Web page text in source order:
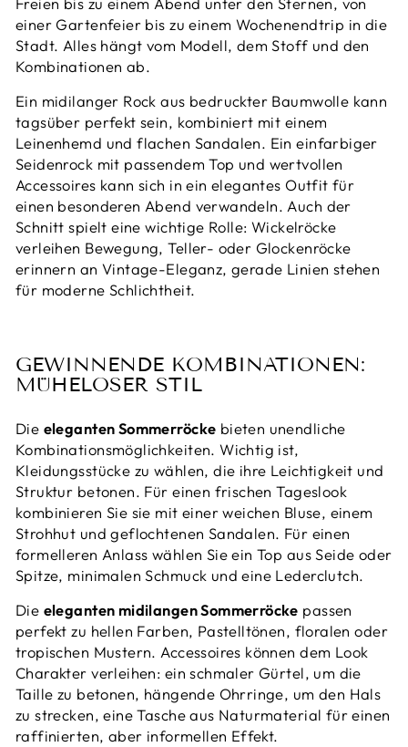
einer Gartenfeier bis zu einem Wochenendtrip in die
Stadt. Alles hängt vom Modell, dem Stoff und den
Kombinationen ab.
Ein midilanger Rock aus bedruckter Baumwolle kann
tagsüber perfekt sein, kombiniert mit einem
Leinenhemd und flachen Sandalen. Ein einfarbiger
Seidenrock mit passendem Top und wertvollen
Accessoires kann sich in ein elegantes Outfit für
einen besonderen Abend verwandeln. Auch der
Schnitt spielt eine wichtige Rolle: Wickelröcke
verleihen Bewegung, Teller- oder Glockenröcke
erinnern an Vintage-Eleganz, gerade Linien stehen
für moderne Schlichtheit.
GEWINNENDE KOMBINATIONEN:
MÜHELOSER STIL
Die eleganten Sommerröcke bieten unendliche
Kombinationsmöglichkeiten. Wichtig ist,
Kleidungsstücke zu wählen, die ihre Leichtigkeit und
Struktur betonen. Für einen frischen Tageslook
kombinieren Sie sie mit einer weichen Bluse, einem
Strohhut und geflochtenen Sandalen. Für einen
formelleren Anlass wählen Sie ein Top aus Seide oder
Spitze, minimalen Schmuck und eine Lederclutch.
Die eleganten midilangen Sommerröcke passen
perfekt zu hellen Farben, Pastelltönen, floralen oder
tropischen Mustern. Accessoires können dem Look
Charakter verleihen: ein schmaler Gürtel, um die
Taille zu betonen, hängende Ohrringe, um den Hals
zu strecken, eine Tasche aus Naturmaterial für einen
raffinierten, aber informellen Effekt.